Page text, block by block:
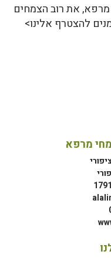
מרפא, את רוב הצמחים
להצטרף אלינו>
מרפא